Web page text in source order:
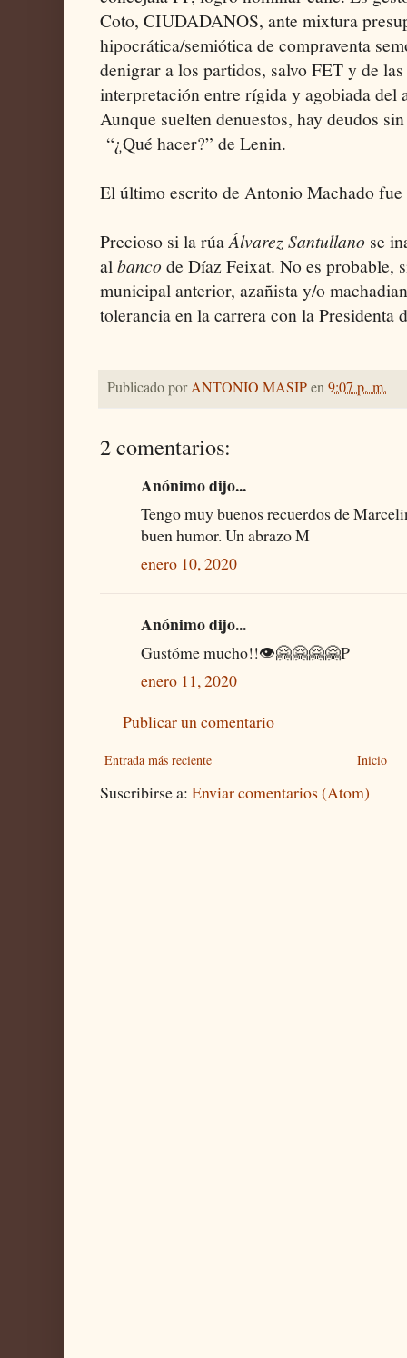
Coto, CIUDADANOS, ante mixtura
hipocrática/semiótica de compraventa
denigrar a los partidos, salvo FET y de
interpretación entre rígida y agobiada
Aunque suelten denuestos, hay deudos
“¿Qué hacer?” de Lenin.
El último escrito de Antonio Machado fue
Precioso si la rúaÁlvarezSantullano se
albanco de Díaz Feixat. No es probable,
municipal anterior, azañista y/o
tolerancia en la carrera con la Presidenta
Publicado porANTONIO MASIPen9:07 p. m.
2 comentarios:
Anónimo dijo...
Tengo muy buenos recuerdos de
buen humor. Un abrazo M
enero 10, 2020
Anónimo dijo...
Gustóme mucho!!👁🤗🤗🤗🤗P
enero 11, 2020
Publicar un comentario
Entrada más reciente Inicio
Suscribirse a: Enviar comentarios (Atom)